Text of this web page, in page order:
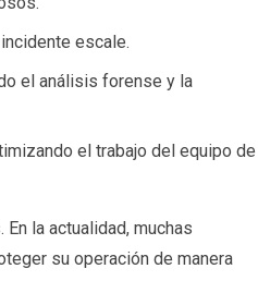
escale.
el análisis forense y la
el trabajo del equipo de
la actualidad, muchas
su operación de manera